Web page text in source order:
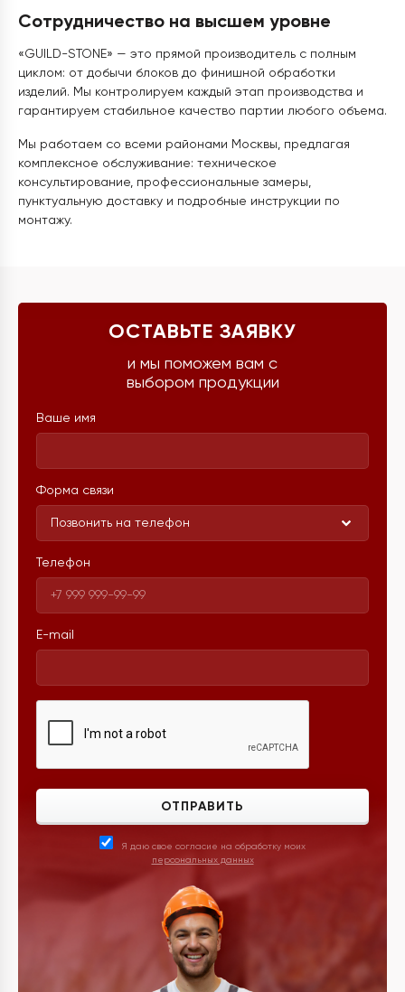
Сотрудничество на высшем уровне
«GUILD-STONE» — это прямой производитель с полным
циклом: от добычи блоков до финишной обработки
изделий. Мы контролируем каждый этап производства и
гарантируем стабильное качество партии любого объема.
Мы работаем со всеми районами Москвы, предлагая
комплексное обслуживание: техническое
консультирование, профессиональные замеры,
пунктуальную доставку и подробные инструкции по
монтажу.
ОСТАВЬТЕ ЗАЯВКУ
и мы поможем вам с
выбором продукции
Ваше имя
Форма связи
Позвонить на телефон
Телефон
E-mail
ОТПРАВИТЬ
Я даю свое согласие на обработку моих
персональных данных